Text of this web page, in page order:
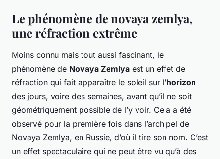
Le phénomène de novaya zemlya,
une réfraction extrême
Moins connu mais tout aussi fascinant, le
phénomène de Novaya Zemlya est un effet de
réfraction qui fait apparaître le soleil sur l’horizon
des jours, voire des semaines, avant qu’il ne soit
géométriquement possible de l’y voir. Cela a été
observé pour la première fois dans l’archipel de
Novaya Zemlya, en Russie, d’où il tire son nom. C’est
un effet spectaculaire qui ne peut être vu qu’à des